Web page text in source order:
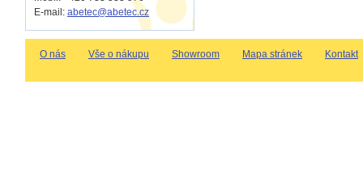
E-mail: abetec@abetec.cz
O nás Vše o nákupu Showroom Mapa stránek Kontakt